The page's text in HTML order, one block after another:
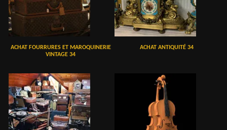
ACHAT FOURRURES ET MAROQUINERIE
VINTAGE 34
ACHAT ANTIQUITÉ 34